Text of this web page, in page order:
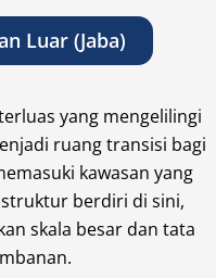
Luar (Jaba)
yang mengelilingi
ruang transisi bagi
kawasan yang
berdiri di sini,
skala besar dan tata